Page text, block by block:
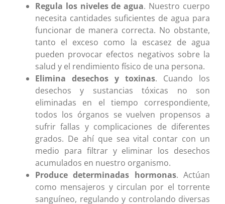
Regula los niveles de agua. Nuestro cuerpo
necesita cantidades suficientes de agua para
funcionar de manera correcta. No obstante,
tanto el exceso como la escasez de agua
pueden provocar efectos negativos sobre la
salud y el rendimiento físico de una persona.
Elimina desechos y toxinas. Cuando los
desechos y sustancias tóxicas no son
eliminadas en el tiempo correspondiente,
todos los órganos se vuelven propensos a
sufrir fallas y complicaciones de diferentes
grados. De ahí que sea vital contar con un
medio para filtrar y eliminar los desechos
acumulados en nuestro organismo.
Produce determinadas hormonas. Actúan
como mensajeros y circulan por el torrente
sanguíneo, regulando y controlando diversas